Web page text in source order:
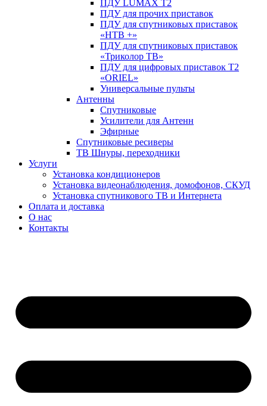
ПДУ LUMAX Т2
ПДУ для прочих приставок
ПДУ для спутниковых приставок
«НТВ +»
ПДУ для спутниковых приставок
«Триколор ТВ»
ПДУ для цифровых приставок Т2
«ORIEL»
Универсальные пульты
Антенны
Спутниковые
Усилители для Антенн
Эфирные
Спутниковые ресиверы
ТВ Шнуры, переходники
Услуги
Установка кондиционеров
Установка видеонаблюдения, домофонов, СКУД
Установка спутникового ТВ и Интернета
Оплата и доставка
О нас
Контакты